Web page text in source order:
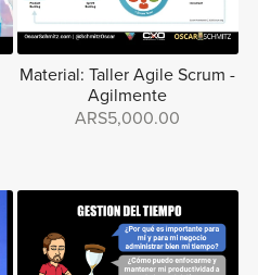
Material: Taller Agile Scrum -
Agilmente
ARS5,000.00